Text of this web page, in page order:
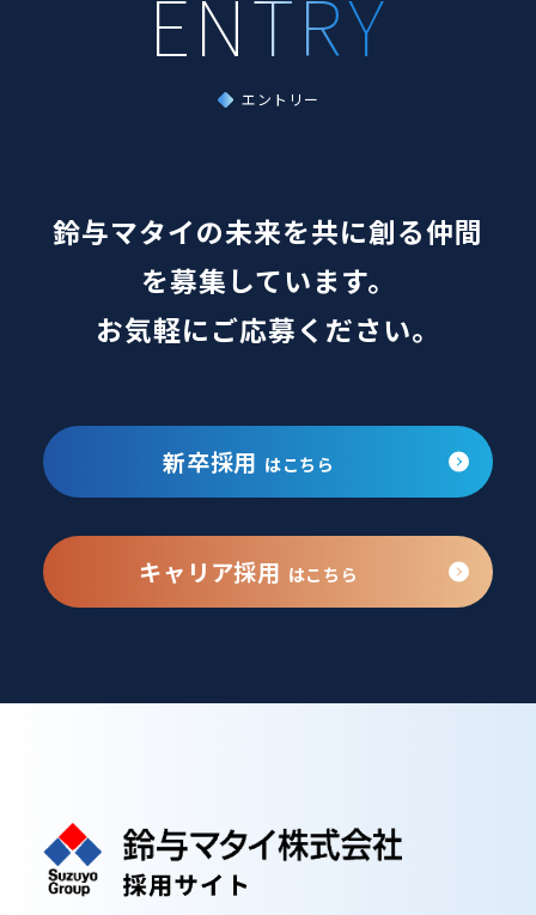
エントリー
鈴与マタイの未来を共に創る仲間
を募集しています。
お気軽にご応募ください。
新卒採用 はこちら
キャリア採用 はこちら